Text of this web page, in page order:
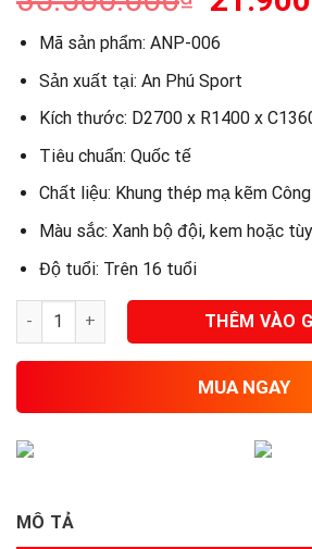
Mã sản phẩm: ANP-006
Sản xuất tại: An Phú Sport
Kích thước: D2700 x R1400 x
Tiêu chuẩn: Quốc tế
Chất liệu: Khung thép mạ kẽm
Màu sắc: Xanh bộ đội, kem hoặc
Độ tuổi: Trên 16 tuổi
Máy thể dục đi bộ trên không, đạp xe,
THÊM VÀO
MUA NGAY
MÔ TẢ